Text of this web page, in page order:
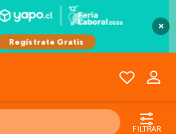
×
FILTRAR